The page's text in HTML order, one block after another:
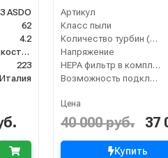
ASDO
62
4.2
сухая и сбор жидкостей
223
Артикул
Класс пыли
Количество турбин (шт)
Напряжение
HEPA фильтр в комплекте
Возможность подключения электрощетки
Цена
40 000 руб. 37
Купить